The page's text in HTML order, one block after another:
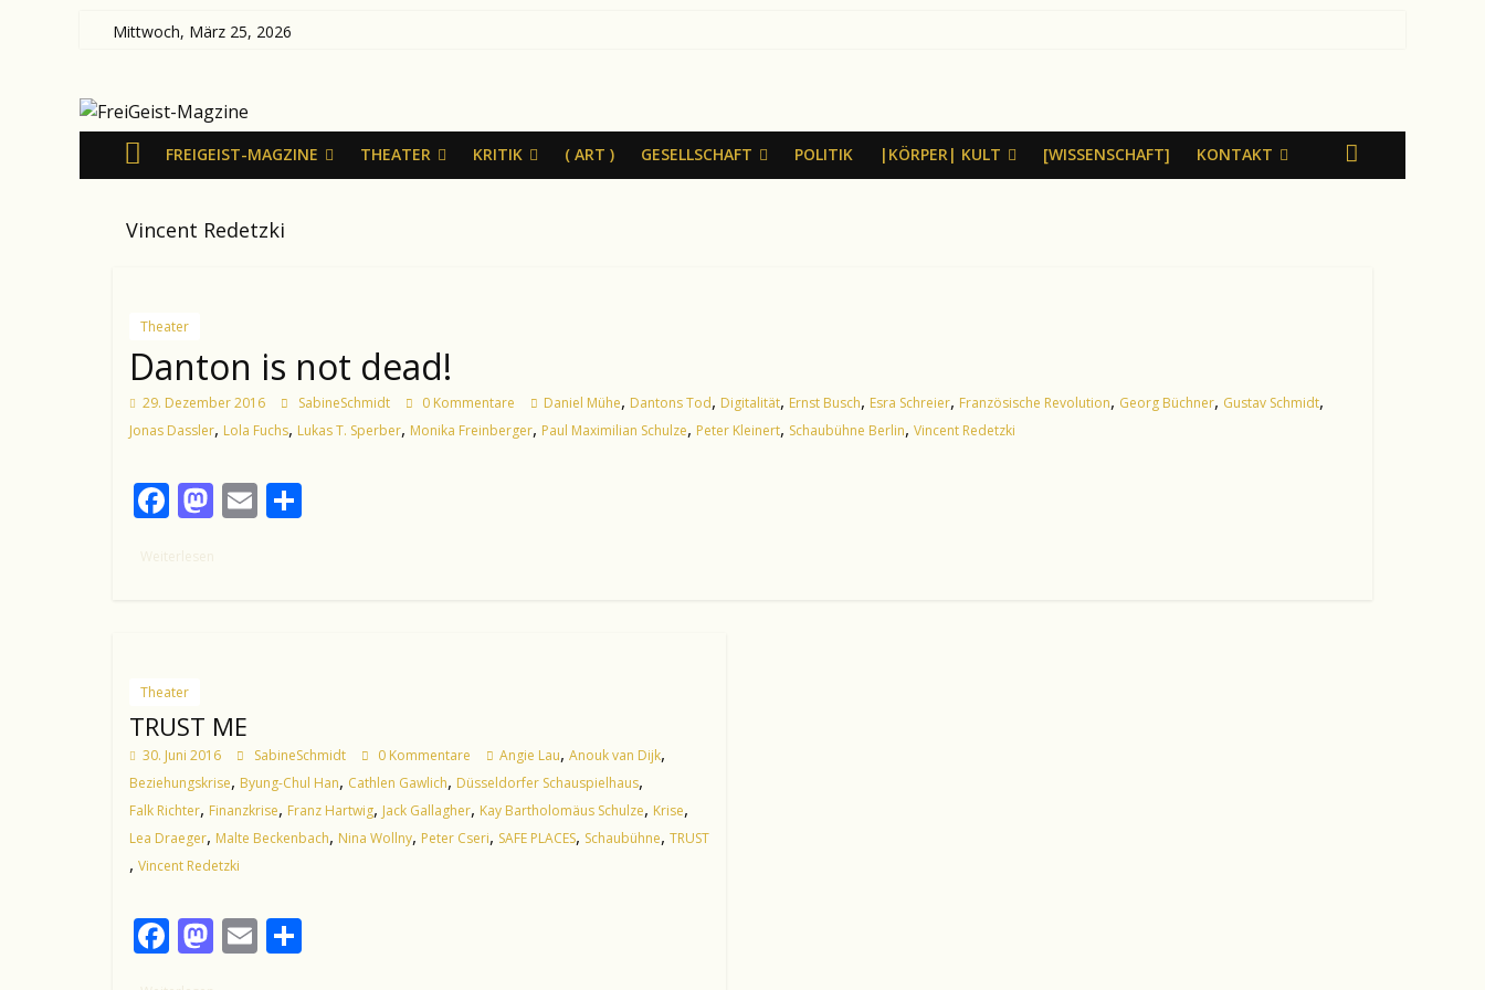
ZumMittwoch, März 25, 2026
FreiGeist-
Magzine
News
Politik
FREIGEIST-MAGZINE THEATER KRITIK ( ART ) GESELLSCHAFT POLITIK |KÖRPER| KULT [WISSENSCHAFT] KONTAKT
Vincent Redetzki
Theater
Danton is not dead!
29. Dezember 2016 SabineSchmidt 0 Kommentare Daniel Mühe, Dantons Tod, Digitalität, Ernst Busch, Esra Schreier, Französische Revolution, Georg Büchner, Gustav Schmidt,
Jonas Dassler, Lola Fuchs, Lukas T. Sperber, Monika Freinberger, Paul Maximilian Schulze, Peter Kleinert, Schaubühne Berlin, Vincent Redetzki
F
e
o
k
M E
Weiterlesen
Theater
TRUST ME
30. Juni 2016 SabineSchmidt 0 Kommentare Angie Lau, Anouk van Dijk,
Beziehungskrise, Byung-Chul Han, Cathlen Gawlich, Düsseldorfer Schauspielhaus,
Falk Richter, Finanzkrise, Franz Hartwig, Jack Gallagher, Kay Bartholomäus Schulze, Krise,
Lea Draeger, Malte Beckenbach, Nina Wollny, Peter Cseri, SAFE PLACES, Schaubühne, TRUST
, Vincent Redetzki
F M E